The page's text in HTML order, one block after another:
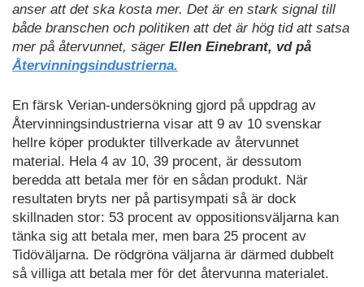
anser att det ska kosta mer. Det är en stark signal till
både branschen och politiken att det är hög tid att satsa
mer på återvunnet, säger Ellen Einebrant, vd på
Återvinningsindustrierna.
En färsk Verian-undersökning gjord på uppdrag av
Återvinningsindustrierna visar att 9 av 10 svenskar
hellre köper produkter tillverkade av återvunnet
material. Hela 4 av 10, 39 procent, är dessutom
beredda att betala mer för en sådan produkt. När
resultaten bryts ner på partisympati så är dock
skillnaden stor: 53 procent av oppositionsväljarna kan
tänka sig att betala mer, men bara 25 procent av
Tidöväljarna. De rödgröna väljarna är därmed dubbelt
så villiga att betala mer för det återvunna materialet.